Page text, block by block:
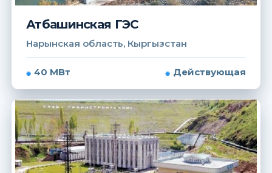
Атбашинская ГЭС
Нарынская область, Кыргызстан
40 МВт Действующая